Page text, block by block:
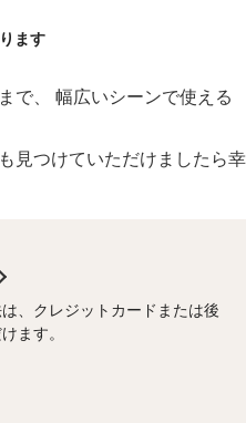
ます
で、 幅広いシーンで使える
見つけていただけましたら幸
、クレジットカードまたは後
ます。